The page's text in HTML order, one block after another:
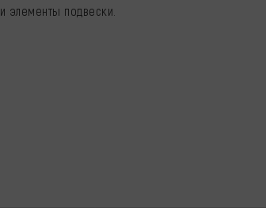
и элементы подвески.